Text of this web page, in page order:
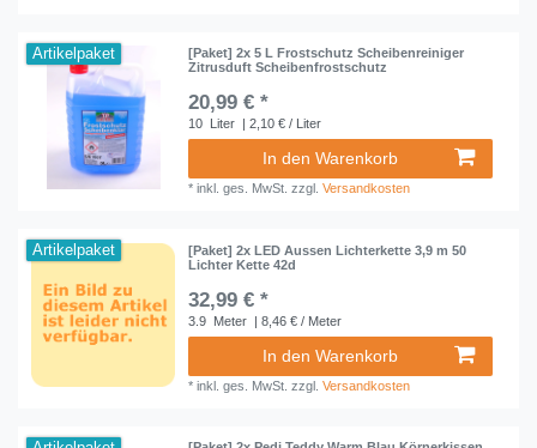
Artikelpaket
[Paket] 2x 5 L Frostschutz Scheibenreiniger
Zitrusduft Scheibenfrostschutz
20,99 € *
10 Liter | 2,10 € / Liter
In den Warenkorb
*inkl. ges. MwSt. zzgl.Versandkosten
Artikelpaket
[Paket] 2x LED Aussen Lichterkette 3,9 m 50
Lichter Kette 42d
32,99 € *
3.9 Meter | 8,46 € / Meter
In den Warenkorb
*inkl. ges. MwSt. zzgl.Versandkosten